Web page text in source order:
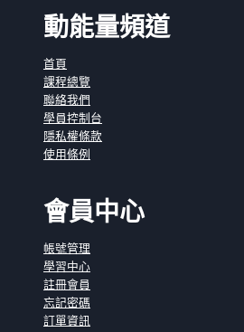
動能量頻道
首頁
課程總覽
聯絡我們
學員控制台
隱私權條款
使用條例
會員中心
帳號管理
學習中心
註冊會員
忘記密碼
訂單資訊